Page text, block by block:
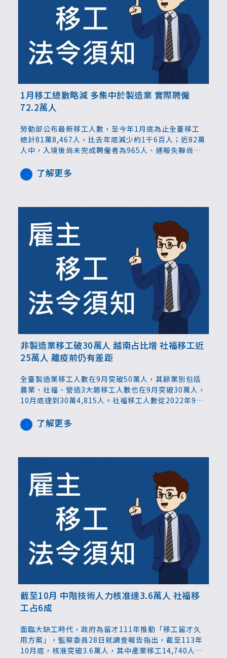
1月移工總數略減 多集中於製造業 實際聘僱
72.2萬人
勞動部公布最新移工人數，至今年1月底為止全臺移工
總計81萬8,467人，比去年底減少約1千6百人；近82萬
人中，入境後尚未完成聘僱者為965人、通報失聯尚未
2,110人。若只以實際受聘僱人數來比較，則是比前一
個月減少839人。
了解更多
非製造業移工破30萬人 越南占比增 社福移工近
25萬人 離疫前仍有差距
全臺製造業移工人數在9月突破50萬人，其餘業別包括
農業、社福、營造3大類移工人數也在9月突破30萬人，
10月底達到30萬4,815人。社福移工人數從2022年9月
數，最新統計為24萬7,312人，其中家庭看護工仍最多
共22萬5,855人，養護機構看護工約1.9萬人，家庭幫傭
了解更多
截至10月 中階技術人力核准達3.6萬人 社福移
工占6成
面臨大缺工時代，政府為留才111年推動「移工留才久
用方案」，監察委員28日就調查報告指出，截至113年
10月底，核准突破3.6萬人，其中產業移工14,740人，